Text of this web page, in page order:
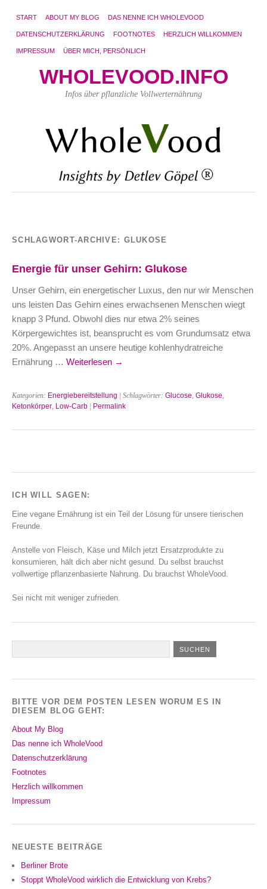
START ABOUT MY BLOG DAS NENNE ICH WHOLEVOOD
DATENSCHUTZERKLÄRUNG FOOTNOTES HERZLICH WILLKOMMEN
IMPRESSUM ÜBER MICH, PERSÖNLICH
WHOLEVOOD.INFO
Infos über pflanzliche Vollwerternährung
SCHLAGWORT-ARCHIVE: GLUKOSE
Energie für unser Gehirn: Glukose
Unser Gehirn, ein energetischer Luxus, den nur wir Menschen
uns leisten Das Gehirn eines erwachsenen Menschen wiegt
knapp 3 Pfund. Obwohl dies nur etwa 2% seines
Körpergewichtes ist, beansprucht es vom Grundumsatz etwa
20%. Angepasst an unsere heutige kohlenhydratreiche
Ernährung … Weiterlesen →
Kategorien: Energiebereitstellung | Schlagwörter: Glucose, Glukose,
Ketonkörper, Low-Carb Permalink
ICH WILL SAGEN:
Eine vegane Ernährung ist ein Teil der Lösung für unsere tierischen
Freunde.
Anstelle von Fleisch, Käse und Milch jetzt Ersatzprodukte zu
konsumieren, hält dich aber nicht gesund. Du selbst brauchst
vollwertige pflanzenbasierte Nahrung. Du brauchst WholeVood.
Sei nicht mit weniger zufrieden.
BITTE VOR DEM POSTEN LESEN WORUM ES IN
DIESEM BLOG GEHT:
About My Blog
Das nenne ich WholeVood
Datenschutzerklärung
Footnotes
Herzlich willkommen
Impressum
NEUESTE BEITRÄGE
Berliner Brote
Stoppt WholeVood wirklich die Entwicklung von Krebs?